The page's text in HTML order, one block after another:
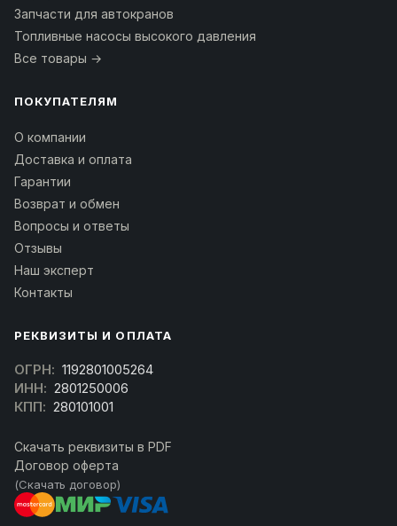
Запчасти для автокранов
Топливные насосы высокого давления
Все товары →
ПОКУПАТЕЛЯМ
О компании
Доставка и оплата
Гарантии
Возврат и обмен
Вопросы и ответы
Отзывы
Наш эксперт
Контакты
РЕКВИЗИТЫ И ОПЛАТА
ОГРН: 1192801005264
ИНН: 2801250006
КПП: 280101001
Скачать реквизиты в PDF
Договор оферта
(Скачать договор)